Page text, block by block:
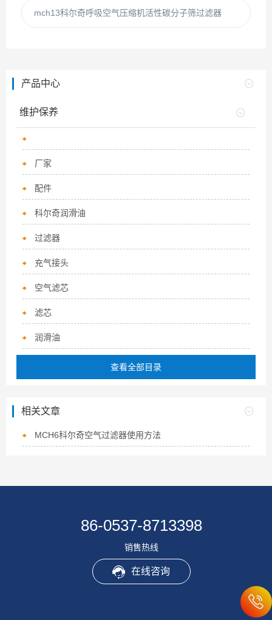
mch13科尔奇呼吸空气压缩机活性碳分子筛过滤器
产品中心
维护保养
厂家
配件
科尔奇润滑油
过滤器
充气接头
空气滤芯
滤芯
润滑油
查看全部目录
相关文章
MCH6科尔奇空气过滤器使用方法
86-0537-8713398
销售热线
在线咨询